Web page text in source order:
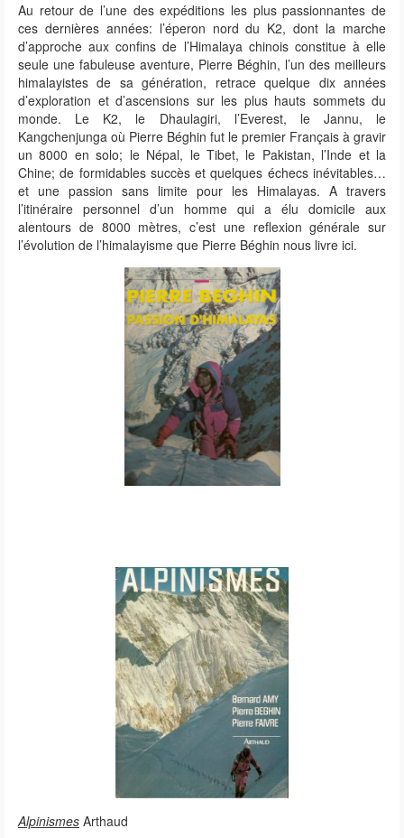
Au retour de l’une des expéditions les plus passionnantes de
ces dernières années: l’éperon nord du K2, dont la marche
d’approche aux confins de l’Himalaya chinois constitue à elle
seule une fabuleuse aventure, Pierre Béghin, l’un des meilleurs
himalayistes de sa génération, retrace quelque dix années
d’exploration et d’ascensions sur les plus hauts sommets du
monde. Le K2, le Dhaulagiri, l’Everest, le Jannu, le
Kangchenjunga où Pierre Béghin fut le premier Français à gravir
un 8000 en solo; le Népal, le Tibet, le Pakistan, l’Inde et la
Chine; de formidables succès et quelques échecs inévitables…
et une passion sans limite pour les Himalayas. A travers
l’itinéraire personnel d’un homme qui a élu domicile aux
alentours de 8000 mètres, c’est une reflexion générale sur
l’évolution de l’himalayisme que Pierre Béghin nous livre ici.
Alpinismes Arthaud